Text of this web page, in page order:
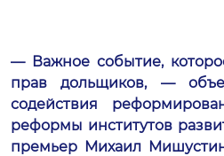
— Важное событие,
прав дольщиков, —
содействия
реформы институтов
премьер Михаил